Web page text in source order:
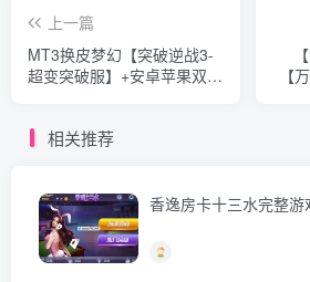
上一篇
MT3换皮梦幻【突破逆战3-
超变突破服】+安卓苹果双端
动搭建脚本+Linux手工服务
【
相关推荐
香逸房卡十三水完整